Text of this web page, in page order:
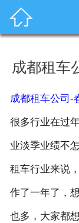

成都租车
成都租车公司-
很多行业在过
业淡季业绩不
租车行业来说
作了一年了，
也多，大家都